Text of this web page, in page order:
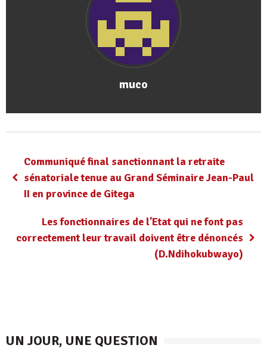
muco
Communiqué final sanctionnant la retraite
sénatoriale tenue au Grand Séminaire Jean-Paul
II en province de Gitega
Les fonctionnaires de l’Etat qui ne font pas
correctement leur travail doivent être dénoncés
(D.Ndihokubwayo)
UN JOUR, UNE QUESTION